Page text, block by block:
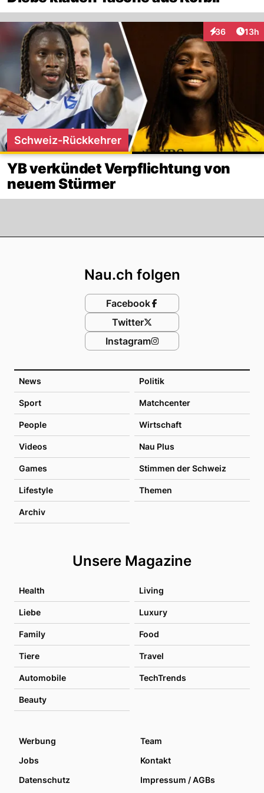
36
Interaktionen
13h
Schweiz-Rückkehrer
YB verkündet Verpflichtung von
neuem Stürmer
News Politik
Sport Matchcenter
People Wirtschaft
Videos Nau Plus
Games Stimmen der Schweiz
Lifestyle Themen
Archiv
Unsere Magazine
Health Living
Liebe Luxury
Family Food
Tiere Travel
Automobile TechTrends
Beauty
Nau.ch folgen
Facebook
Twitter
Instagram
Werbung
Team
Jobs
Kontakt
Datenschutz
Impressum / AGBs